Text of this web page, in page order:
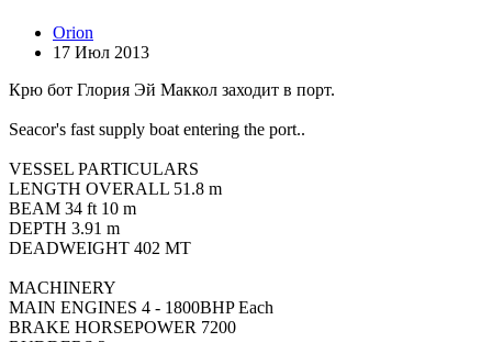
Orion
17 Июл 2013
Крю бот Глория Эй Маккол заходит в порт.
Seacor's fast supply boat entering the port..
VESSEL PARTICULARS
LENGTH OVERALL 51.8 m
BEAM 34 ft 10 m
DEPTH 3.91 m
DEADWEIGHT 402 MT
MACHINERY
MAIN ENGINES 4 - 1800BHP Each
BRAKE HORSEPOWER 7200